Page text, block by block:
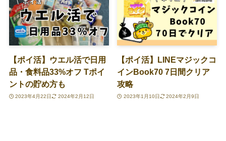
【ポイ活】ウエル活で日用
品・食料品33%オフ Tポイ
ントの貯め方も
2023年4月22日 2024年2月12日
【ポイ活】LINEマジックコ
インBook70 7日間クリア
攻略
2023年1月10日 2024年2月9日